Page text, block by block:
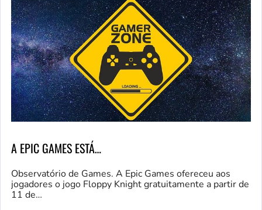
A EPIC GAMES ESTÁ…
Observatório de Games. A Epic Games ofereceu aos
jogadores o jogo Floppy Knight gratuitamente a partir de
11 de…